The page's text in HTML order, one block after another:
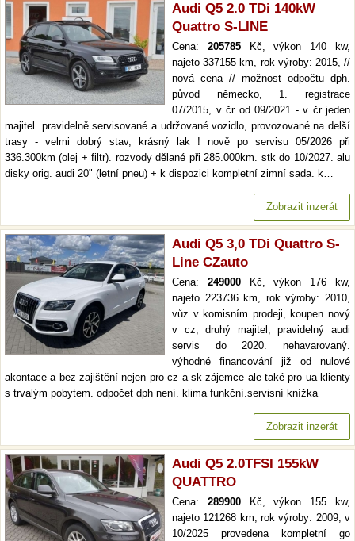
Audi Q5 2.0 TDi 140kW
Quattro S-LINE
Cena: 205785Kč, výkon 140 kw,
najeto 337155 km, rok výroby: 2015, //
nová cena // možnost odpočtu dph.
původ německo, 1. registrace
07/2015, v čr od 09/2021 - v čr jeden
majitel. pravidelně servisované a udržované vozidlo, provozované na delší
trasy - velmi dobrý stav, krásný lak ! nově po servisu 05/2026 při
336.300km (olej + filtr). rozvody dělané při 285.000km. stk do 10/2027. alu
disky orig. audi 20" (letní pneu) + k dispozici kompletní zimní sada. k…
Zobrazit inzerát
Audi Q5 3,0 TDi Quattro S-
Line CZauto
Cena: 249000Kč, výkon 176 kw,
najeto 223736 km, rok výroby: 2010,
vůz v komisním prodeji, koupen nový
v cz, druhý majitel, pravidelný audi
servis do 2020. nehavarovaný.
výhodné financování již od nulové
akontace a bez zajištění nejen pro cz a sk zájemce ale také pro ua klienty
s trvalým pobytem. odpočet dph není. klima funkční.servisní knížka
Zobrazit inzerát
Audi Q5 2.0TFSI 155kW
QUATTRO
Cena: 289900Kč, výkon 155 kw,
najeto 121268 km, rok výroby: 2009, v
10/2025 provedena kompletní go